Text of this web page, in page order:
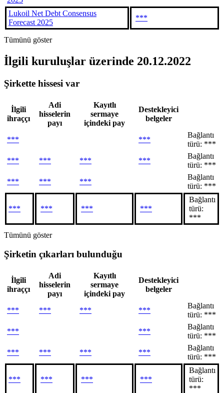
Lukoil Net Debt Consensus
Forecast 2025
***
Tümünü göster
İlgili kuruluşlar üzerinde 20.12.2022
Şirkette hissesi var
İlgili
ihraççı
Adi
hisselerin
payı
Kayıtlı
sermaye
içindeki pay
Destekleyici
belgeler
*** ***
Bağlantı
türü: ***
***
*** *** ***
Bağlantı
türü: ***
***
*** ***
Bağlantı
türü: ***
*** *** *** ***
Bağlantı
türü:
***
Tümünü göster
Şirketin çıkarları bulunduğu
İlgili
ihraççı
Adi
hisselerin
payı
Kayıtlı
sermaye
içindeki pay
Destekleyici
belgeler
*** *** *** ***
Bağlantı
türü: ***
***
***
Bağlantı
türü: ***
***
*** *** ***
Bağlantı
türü: ***
*** *** *** ***
Bağlantı
türü:
***